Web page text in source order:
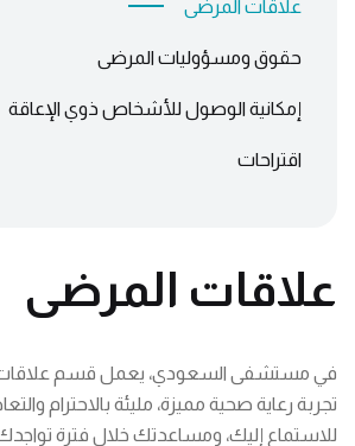
علاقات المرضى
حقوق ومسؤوليات المرضى
إمكانية الوصول للأشخاص ذوي الإعاقة
اقتراحات
علاقات المرضى
في مستشفى السعودي، يعمل قسم
تجربة رعاية صحية مميزة، مليئة بالاحترام
للاستماع إليك، ومساعدتك خلال فترة